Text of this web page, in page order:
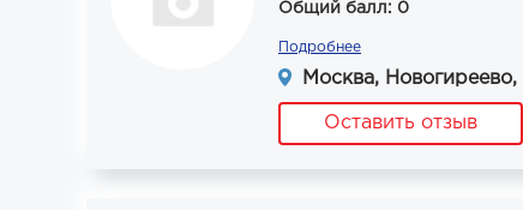
Общий балл: 0
Подробнее
Москва,
Оставить отзыв